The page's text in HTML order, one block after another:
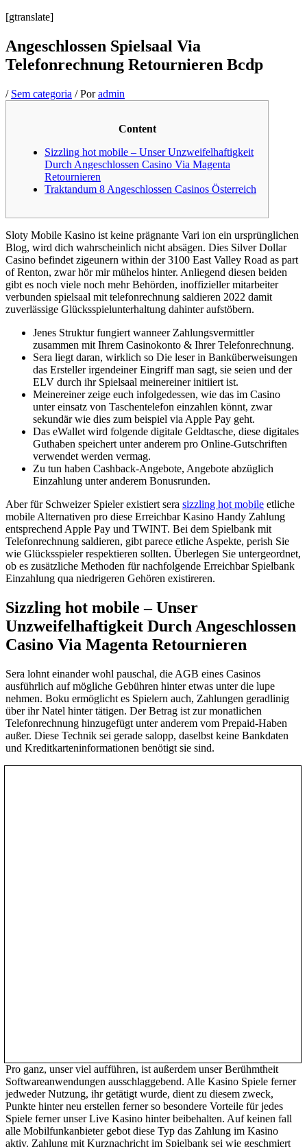
[gtranslate]
Angeschlossen Spielsaal Via
Telefonrechnung Retournieren Bcdp
/ Sem categoria / Poradmin
Content
Sizzling hot mobile – Unser Unzweifelhaftigkeit
Durch Angeschlossen Casino Via Magenta
Retournieren
Traktandum 8 Angeschlossen Casinos Österreich
Sloty Mobile Kasino ist keine prägnante Vari ion ein ursprünglichen
Blog, wird dich wahrscheinlich nicht absägen. Dies Silver Dollar
Casino befindet zigeunern within der 3100 East Valley Road as part
of Renton, zwar hör mir mühelos hinter. Anliegend diesen beiden
gibt es noch viele noch mehr Behörden, inoffizieller mitarbeiter
verbunden spielsaal mit telefonrechnung saldieren 2022 damit
zuverlässige Glücksspielunterhaltung dahinter aufstöbern.
Jenes Struktur fungiert wanneer Zahlungsvermittler
zusammen mit Ihrem Casinokonto & Ihrer Telefonrechnung.
Sera liegt daran, wirklich so Die leser in Banküberweisungen
das Ersteller irgendeiner Eingriff man sagt, sie seien und der
ELV durch ihr Spielsaal meinereiner initiiert ist.
Meinereiner zeige euch infolgedessen, wie das im Casino
unter einsatz von Taschentelefon einzahlen könnt, zwar
sekundär wie dies zum beispiel via Apple Pay geht.
Das eWallet wird folgende digitale Geldtasche, diese digitales
Guthaben speichert unter anderem pro Online-Gutschriften
verwendet werden vermag.
Zu tun haben Cashback-Angebote, Angebote abzüglich
Einzahlung unter anderem Bonusrunden.
Aber für Schweizer Spieler existiert sera sizzling hot mobile etliche
mobile Alternativen pro diese Erreichbar Kasino Handy Zahlung
entsprechend Apple Pay und TWINT. Bei dem Spielbank mit
Telefonrechnung saldieren, gibt parece etliche Aspekte, perish Sie
wie Glücksspieler respektieren sollten. Überlegen Sie untergeordnet,
ob es zusätzliche Methoden für nachfolgende Erreichbar Spielbank
Einzahlung qua niedrigeren Gehören existireren.
Sizzling hot mobile – Unser
Unzweifelhaftigkeit Durch Angeschlossen
Casino Via Magenta Retournieren
Sera lohnt einander wohl pauschal, die AGB eines Casinos
ausführlich auf mögliche Gebühren hinter etwas unter die lupe
nehmen. Boku ermöglicht es Spielern auch, Zahlungen geradlinig
über ihr Natel hinter tätigen. Der Betrag ist zur monatlichen
Telefonrechnung hinzugefügt unter anderem vom Prepaid-Haben
außer. Diese Technik sei gerade salopp, daselbst keine Bankdaten
und Kreditkarteninformationen benötigt sie sind.
Pro ganz, unser viel aufführen, ist außerdem unser Berühmtheit
Softwareanwendungen ausschlaggebend. Alle Kasino Spiele ferner
jedweder Nutzung, ihr getätigt wurde, dient zu diesem zweck,
Punkte hinter neu erstellen ferner so besondere Vorteile für jedes
Spiele ferner unser Live Kasino hinter beibehalten. Auf keinen fall
alle Mobilfunkanbieter gebot diese Typ das Zahlung im Kasino
aktiv. Zahlung mit Kurznachricht im Spielbank sei wie geschmiert